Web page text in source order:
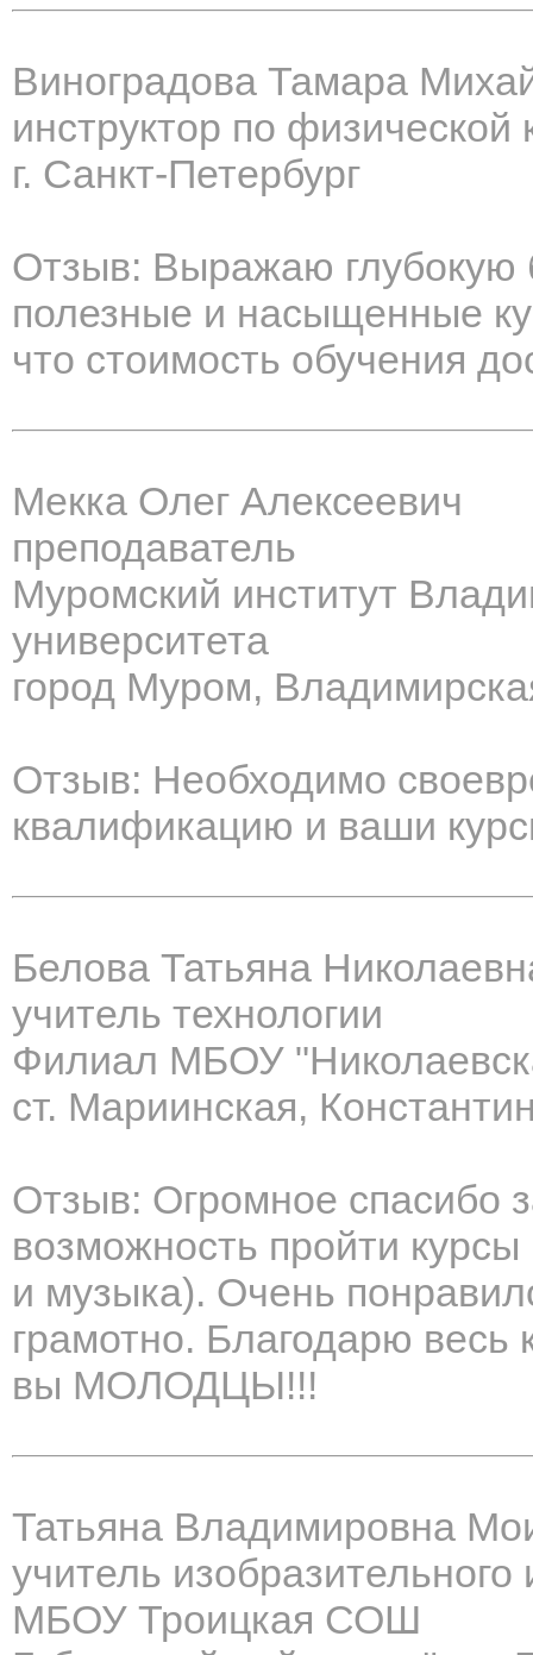
Виноградова Тамара
инструктор по физической
г. Санкт-Петербург
Отзыв: Выражаю глубокую
полезные и насыщенные
что стоимость обучения
Мекка Олег Алексеевич
преподаватель
Муромский институт
университета
город Муром,
Отзыв: Необходимо
квалификацию и ваши
Белова Татьяна
учитель технологии
Филиал МБОУ
ст. Мариинская,
Отзыв: Огромное спасибо
возможность пройти
и музыка). Очень
грамотно. Благодарю весь
вы МОЛОДЦЫ!!!
Татьяна Владимировна
учитель изобразительного
МБОУ Троицкая СОШ